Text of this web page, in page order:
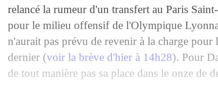
relancé la rumeur d'un transfert au Paris
pour le milieu offensif de l'Olympique
n'aurait pas prévu de revenir à la charge pour
dernier (voir la brève d'hier à 14h28). Pour
de tout manière pas sa place dans le onze de
Auxerre : le Paris FC cible Perrin
13/05 Rennes: rebond en Italie pour
13/05 Brésil: Ancelotti confirme son arrivée